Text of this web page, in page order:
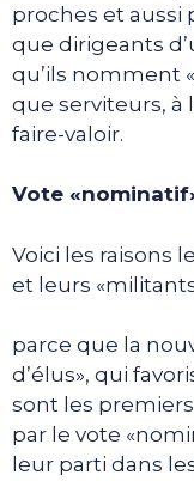
proches et aussi
que dirigeants
qu’ils nomment
que serviteurs, à
faire-valoir.
Vote
Voici les raisons
et leurs
parce que la
d’élus», qui
sont les
par le vote
leur parti dans